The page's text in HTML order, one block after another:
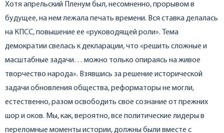
Хотя апрельский Пленум был, несомненно, прорывом в
будущее, на нем лежала печать времени. Вся ставка делалась
на КПСС, повышение ее «руководящей роли». Тема
демократии свелась к декларации, что «решить сложные и
масштабные задачи… можно только опираясь на живое
творчество народа». Взявшись за решение исторической
задачи обновления общества, реформаторы не могли,
естественно, разом освободить свое сознание от прежних
шор и оков. Мы, как, вероятно, все политические лидеры в
переломные моменты истории, должны были вместе с